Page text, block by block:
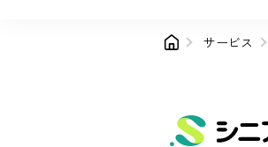
サービス